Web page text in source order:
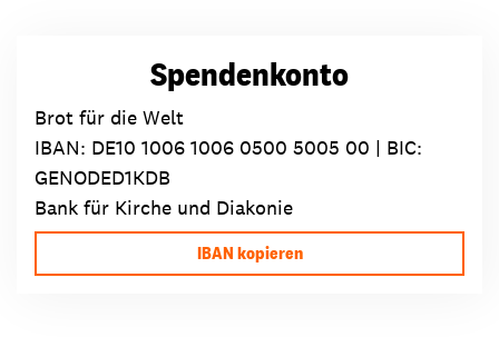
Spendenkonto
Brot für die Welt
IBAN: DE10 1006 1006 0500 5005 00 | BIC:
GENODED1KDB
Bank für Kirche und Diakonie
IBAN kopieren